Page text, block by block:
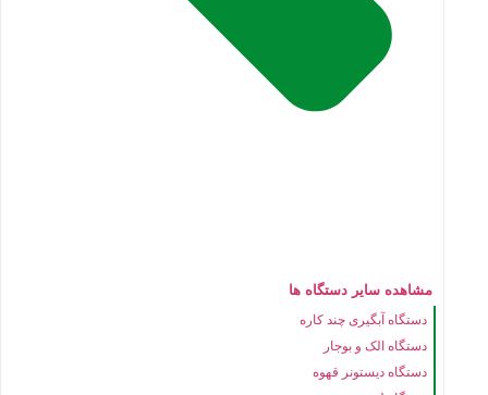
مشاهده سایر دستگاه ها
دستگاه آبگیری چند کاره
دستگاه الک و بوجار
دستگاه دیستونر قهوه